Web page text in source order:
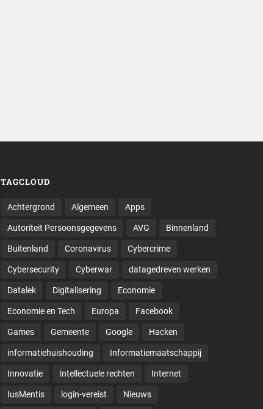
TAGCLOUD
Achtergrond Algemeen Apps
Autoriteit Persoonsgegevens AVG Binnenland
Buitenland Coronavirus Cybercrime
Cybersecurity Cyberwar datagedreven werken
Datalek Digitalisering Economie
Economie en Tech Europa Facebook
Games Gemeente Google Hacken
informatiehuishouding Informatiemaatschappij
Innovatie Intellectuele rechten Internet
IusMentis login-vereist Nieuws